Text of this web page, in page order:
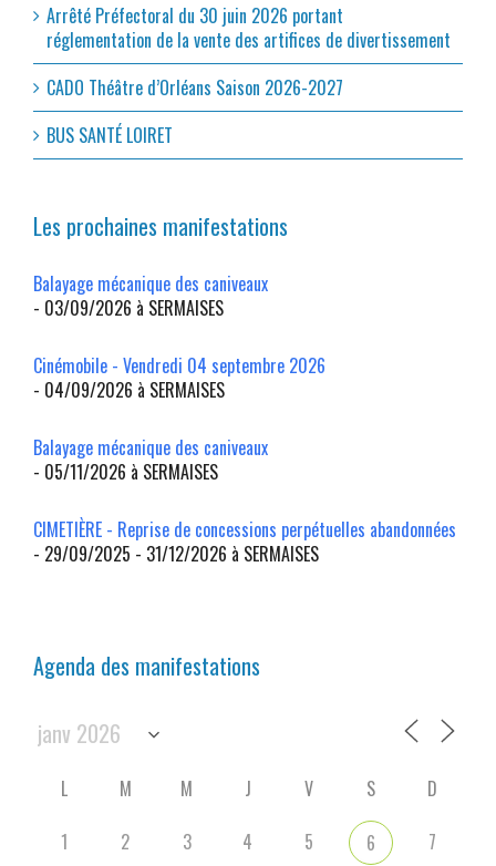
Arrêté Préfectoral du 30 juin 2026 portant
réglementation de la vente des artifices de divertissement
CADO Théâtre d’Orléans Saison 2026-2027
BUS SANTÉ LOIRET
Les prochaines manifestations
Balayage mécanique des caniveaux
- 03/09/2026 à SERMAISES
Cinémobile - Vendredi 04 septembre 2026
- 04/09/2026 à SERMAISES
Balayage mécanique des caniveaux
- 05/11/2026 à SERMAISES
CIMETIÈRE - Reprise de concessions perpétuelles abandonnées
- 29/09/2025 - 31/12/2026 à SERMAISES
Agenda des manifestations
L M M J V S
D
1
2 3 4 5 6 7